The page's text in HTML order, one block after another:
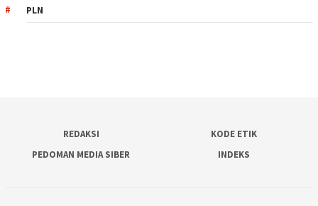
PLN
REDAKSI
KODE ETIK
PEDOMAN MEDIA SIBER
INDEKS